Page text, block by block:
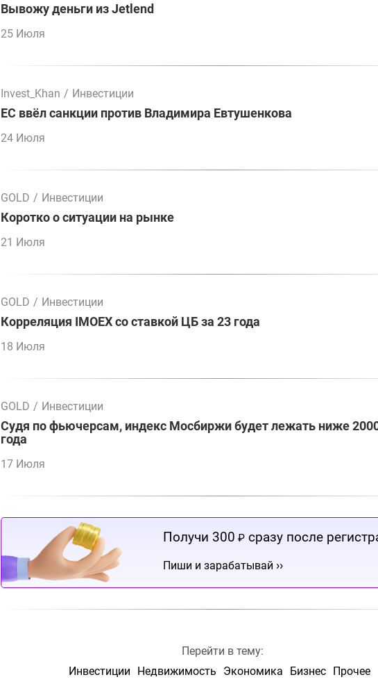
Вывожу деньги из Jetlend
25 Июля
Invest_Khan / Инвестиции
ЕС ввёл санкции против Владимира Евтушенкова
24 Июля
GOLD / Инвестиции
Коротко о ситуации на рынке
21 Июля
GOLD / Инвестиции
Корреляция IMOEX со ставкой ЦБ за 23 года
18 Июля
GOLD / Инвестиции
Судя по фьючерсам, индекс Мосбиржи будет лежать ниже
года
17 Июля
Получи 300 ₽ сразу после
Пиши и зарабатывай ››
Перейти в тему:
Инвестиции
Недвижимость Экономика Бизнес Прочее